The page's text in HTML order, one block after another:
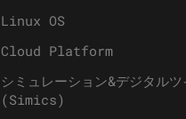
Linux OS
Cloud Platform
シミュレーション&デジタルツ
(Simics)